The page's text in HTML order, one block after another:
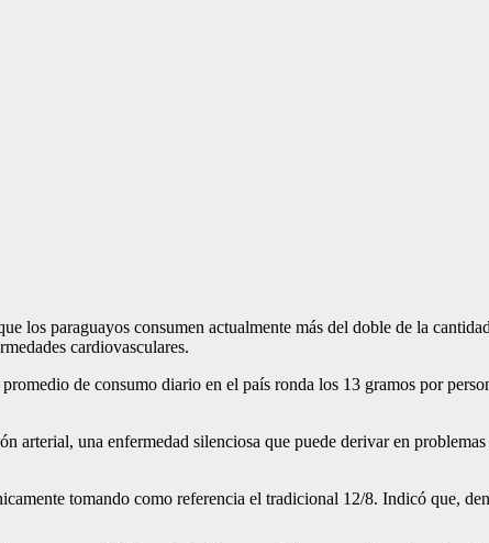
los paraguayos consumen actualmente más del doble de la
cardiovasculares.
de consumo diario en el país ronda los 13 gramos por
arterial, una enfermedad silenciosa que puede derivar en
tomando como referencia el tradicional 12/8. Indicó que,